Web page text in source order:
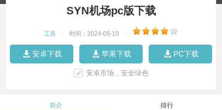
SYN机场pc版下载
工具 时间：2024-09-10
安卓下载 苹果下载 PC下载
安卓市场，安全绿色
简介 排行